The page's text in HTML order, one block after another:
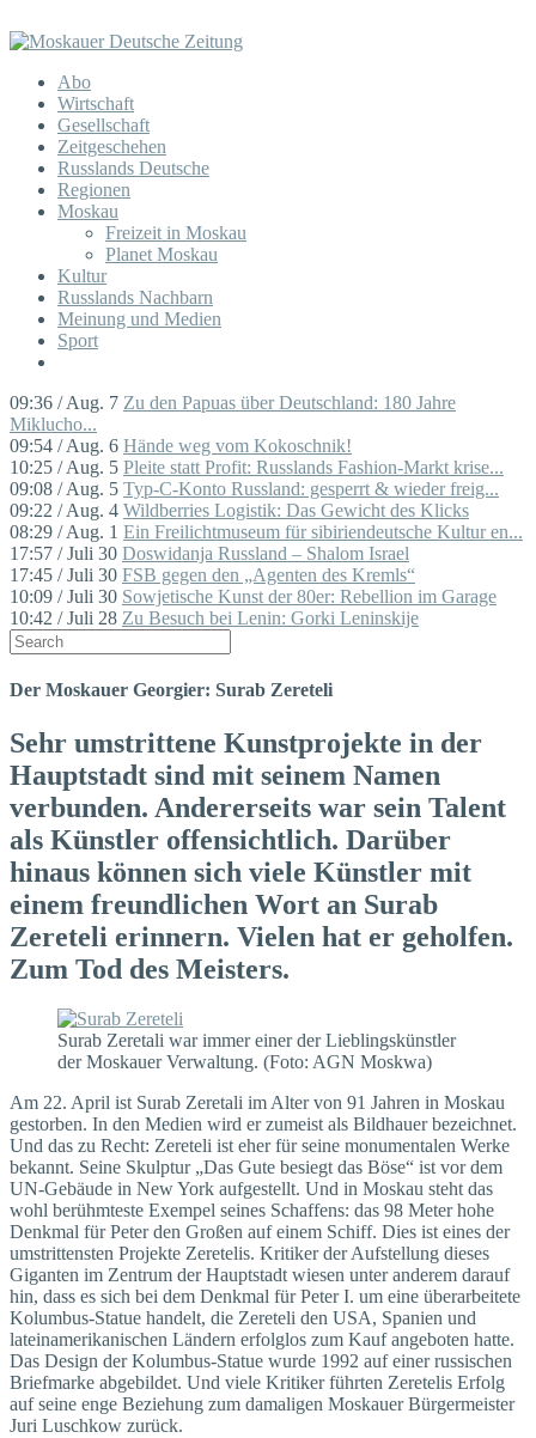
Abo
Wirtschaft
Gesellschaft
Zeitgeschehen
Russlands Deutsche
Regionen
Moskau
Freizeit in Moskau
Planet Moskau
Kultur
Russlands Nachbarn
Meinung und Medien
Sport
09:36 / Aug. 7 Zu den Papuas über Deutschland: 180 Jahre
Miklucho...
09:54 / Aug. 6 Hände weg vom Kokoschnik!
10:25 / Aug. 5 Pleite statt Profit: Russlands Fashion-Markt krise...
09:08 / Aug. 5 Typ-C-Konto Russland: gesperrt & wieder freig...
09:22 / Aug. 4 Wildberries Logistik: Das Gewicht des Klicks
08:29 / Aug. 1 Ein Freilichtmuseum für sibiriendeutsche Kultur en...
17:57 / Juli 30 Doswidanja Russland – Shalom Israel
17:45 / Juli 30 FSB gegen den „Agenten des Kremls“
10:09 / Juli 30 Sowjetische Kunst der 80er: Rebellion im Garage
10:42 / Juli 28 Zu Besuch bei Lenin: Gorki Leninskije
Der Moskauer Georgier: Surab Zereteli
Sehr umstrittene Kunstprojekte in der
Hauptstadt sind mit seinem Namen
verbunden. Andererseits war sein Talent
als Künstler offensichtlich. Darüber
hinaus können sich viele Künstler mit
einem freundlichen Wort an Surab
Zereteli erinnern. Vielen hat er geholfen.
Zum Tod des Meisters.
Surab Zeretali war immer einer der Lieblingskünstler
der Moskauer Verwaltung. (Foto: AGN Moskwa)
Am 22. April ist Surab Zeretali im Alter von 91 Jahren in Moskau
gestorben. In den Medien wird er zumeist als Bildhauer bezeichnet.
Und das zu Recht: Zereteli ist eher für seine monumentalen Werke
bekannt. Seine Skulptur „Das Gute besiegt das Böse“ ist vor dem
UN-Gebäude in New York aufgestellt. Und in Moskau steht das
wohl berühmteste Exempel seines Schaffens: das 98 Meter hohe
Denkmal für Peter den Großen auf einem Schiff. Dies ist eines der
umstrittensten Projekte Zeretelis. Kritiker der Aufstellung dieses
Giganten im Zentrum der Hauptstadt wiesen unter anderem darauf
hin, dass es sich bei dem Denkmal für Peter I. um eine überarbeitete
Kolumbus-Statue handelt, die Zereteli den USA, Spanien und
lateinamerikanischen Ländern erfolglos zum Kauf angeboten hatte.
Das Design der Kolumbus-Statue wurde 1992 auf einer russischen
Briefmarke abgebildet. Und viele Kritiker führten Zeretelis Erfolg
auf seine enge Beziehung zum damaligen Moskauer Bürgermeister
Juri Luschkow zurück.